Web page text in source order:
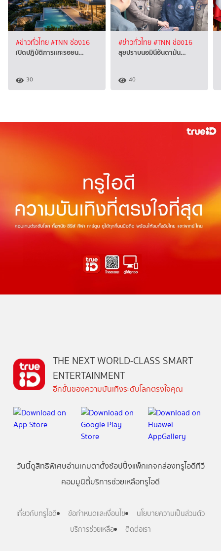
#ข่าวทั่วไทย#TNN ช่อง16
เปิดปฏิบัติการแกะรอยน…
30
#ข่าวทั่วไทย#TNN ช่อง16
ลุยปราบนอมินีอันดามัน…
40
THE NEXT WORLD-CLASS SMART
ENTERTAINMENT
อีกขั้นของความบันเทิงระดับโลกตรงใจคุณ
วันนี้ดูสิทธิพิเศษอ่านเกมตาตั้งช้อปปิ้งแพ็กเกจกล่องทรูไอดีทีวี
คอมมูนิตี้บริการช่วยเหลือทรูไอดี
เกี่ยวกับทรูไอดี ข้อกำหนดและเงื่อนไข
นโยบายความเป็นส่วนตัว
บริการช่วยเหลือ
ติดต่อเรา